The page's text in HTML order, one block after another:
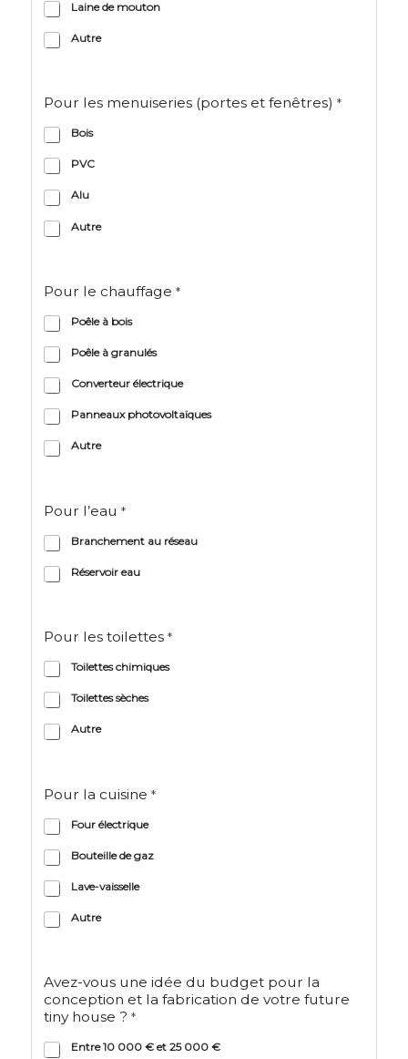
Laine de mouton
Autre
Pour les menuiseries (portes et fenêtres) *
Bois
PVC
Alu
Autre
Pour le chauffage *
Poêle à bois
Poêle à granulés
Converteur électrique
Panneaux photovoltaïques
Autre
Pour l’eau *
Branchement au réseau
Réservoir eau
Pour les toilettes *
Toilettes chimiques
Toilettes sèches
Autre
Pour la cuisine *
Four électrique
Bouteille de gaz
Lave-vaisselle
Autre
Avez-vous une idée du budget pour la
conception et la fabrication de votre future
tiny house ? *
Entre 10 000 € et 25 000 €